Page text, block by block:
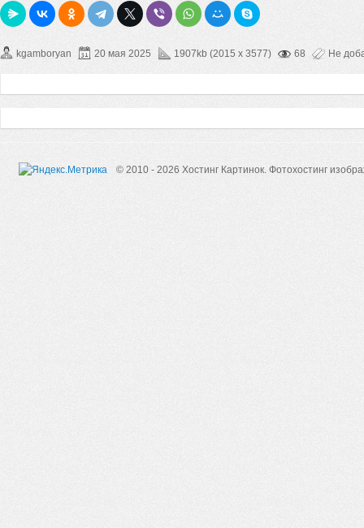
kgamboryan 20 мая 2025 1907kb (2015 x 3577) 68 Не
© 2010 - 2026 Хостинг Картинок. Фотохостинг